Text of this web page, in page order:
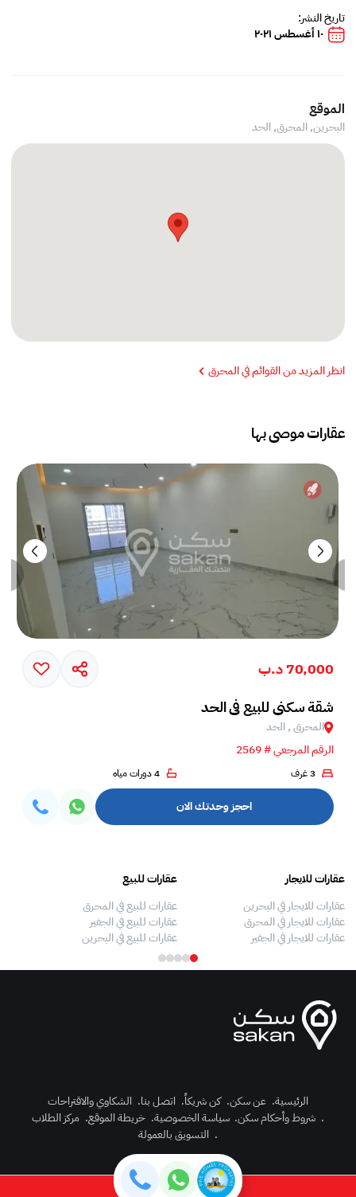
تاريخ النشر:
١٠ أغسطس ٢٠٢١
الموقع
البحرين, المحرق,الحد
انظر المزيد من القوائم في المحرق
عقارات موصى بها
70,000 د.ب
شقة سكني للبيع في الحد
المحرق , الحد
الرقم المرجعي # 2569
3 غرف 4 دورات مياه
احجز وحدتك الان
عقارات للايجار
عقارات للايجار في البحرين
عقارات للايجار في المحرق
عقارات للايجار في الجفير
عقارات للبيع
عقارات للبيع في المحرق
عقارات للبيع في الجفير
عقارات للبيع في البحرين
الرئيسية. عن سكن. كن شريكاً. اتصل بنا. الشكاوي والاقتراحات
. شروط وأحكام سكن. سياسة الخصوصية. خريطة الموقع. مركز الطلاب
. التسويق بالعمولة